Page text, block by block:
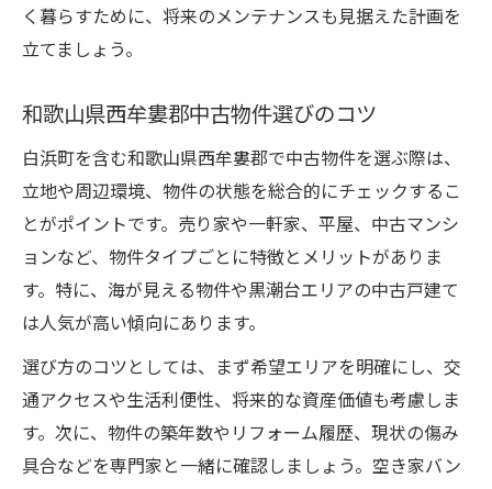
く暮らすために、将来のメンテナンスも見据えた計画を
立てましょう。
和歌山県西牟婁郡中古物件選びのコツ
白浜町を含む和歌山県西牟婁郡で中古物件を選ぶ際は、
立地や周辺環境、物件の状態を総合的にチェックするこ
とがポイントです。売り家や一軒家、平屋、中古マンシ
ョンなど、物件タイプごとに特徴とメリットがありま
す。特に、海が見える物件や黒潮台エリアの中古戸建て
は人気が高い傾向にあります。
選び方のコツとしては、まず希望エリアを明確にし、交
通アクセスや生活利便性、将来的な資産価値も考慮しま
す。次に、物件の築年数やリフォーム履歴、現状の傷み
具合などを専門家と一緒に確認しましょう。空き家バン